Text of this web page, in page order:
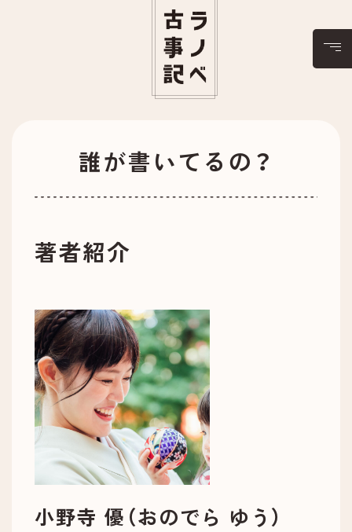
原文
あらすじ
誰が書いてるの？
著者紹介
小野寺 優（おのでら ゆう）